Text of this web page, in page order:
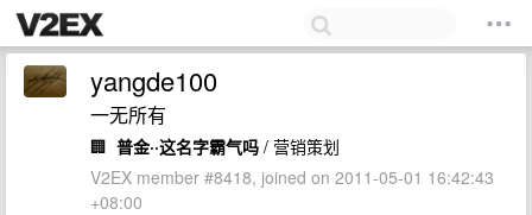
yangde100
一无所有
🏢 普金··这名字霸气吗 / 营销策划
V2EX member #8418, joined on 2011-05-01 16:42:43
+08:00